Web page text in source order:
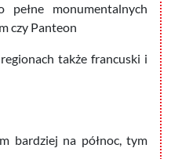
monumentalnych
czy Panteon
także francuski i
bardziej na północ, tym